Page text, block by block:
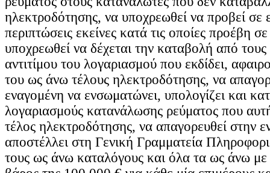
ηλεκτροδότησης, να υποχρεωθεί να προβεί σε
περιπτώσεις εκείνες κατά τις οποίες προέβη
υποχρεωθεί να δέχεται την καταβολή από
αντιτίμου του λογαριασμού που εκδίδει,
του ως άνω τέλους ηλεκτροδότησης, να
εναγομένη να ενσωματώνει, υπολογίζει και
λογαριασμούς κατανάλωσης ρεύματος που
τέλος ηλεκτροδότησης, να απαγορευθεί στην
αποστέλλει στη Γενική Γραμματεία
τους ως άνω καταλόγους και όλα τα ως άνω με